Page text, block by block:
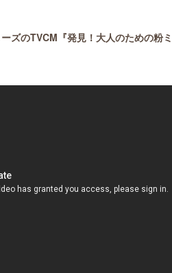
ズのTVCM『発見！大人のための粉